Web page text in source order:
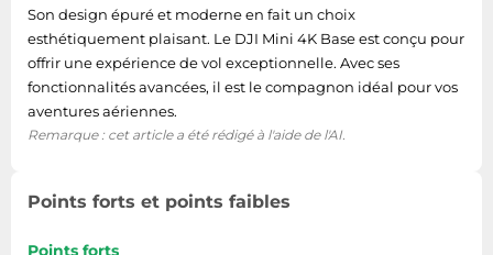
Son design épuré et moderne en fait un choix
esthétiquement plaisant. Le DJI Mini 4K Base est conçu pour
offrir une expérience de vol exceptionnelle. Avec ses
fonctionnalités avancées, il est le compagnon idéal pour vos
aventures aériennes.
Remarque : cet article a été rédigé à l'aide de l'AI.
Points forts et points faibles
Points forts